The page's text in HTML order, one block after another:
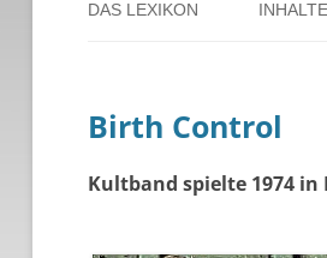
DAS LEXIKON
ÜBER DAS PROJEKT
RUND
Birth Control
Kultband spielte 1974 in